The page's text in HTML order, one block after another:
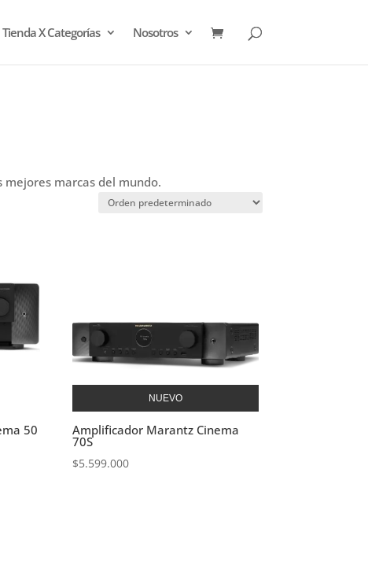
Tienda X Categorías Nosotros
mejores marcas del mundo.
50
NUEVO
Amplificador Marantz Cinema
70S
$5.599.000